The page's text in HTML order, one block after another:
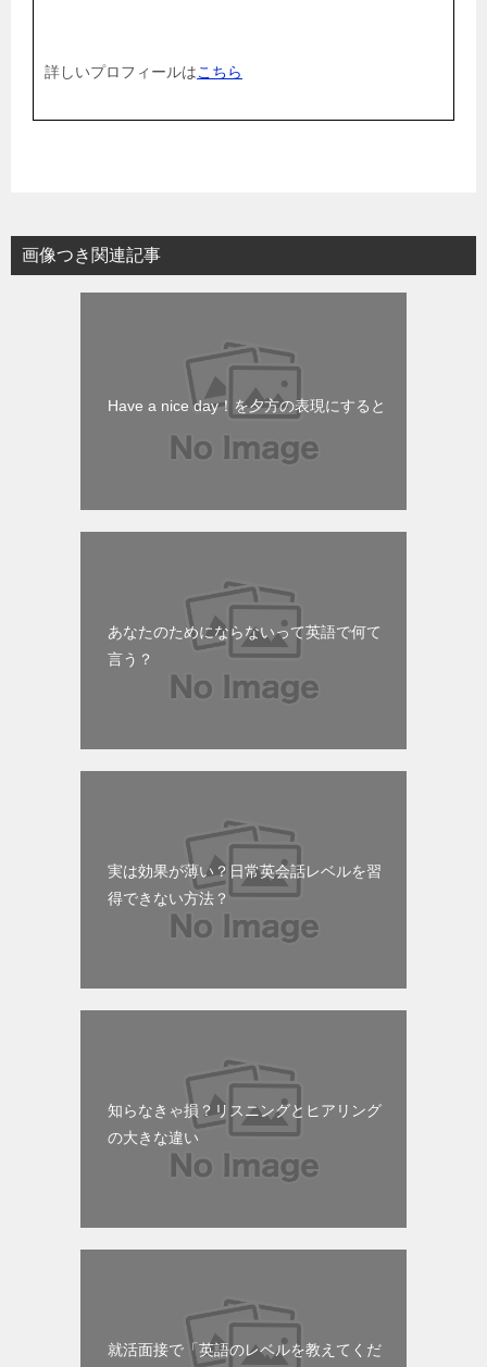
詳しいプロフィールはこちら
画像つき関連記事
Have a nice day！を夕方の表現にすると
あなたのためにならないって英語で何て
言う？
実は効果が薄い？日常英会話レベルを習
得できない方法？
知らなきゃ損？リスニングとヒアリング
の大きな違い
就活面接で「英語のレベルを教えてくだ